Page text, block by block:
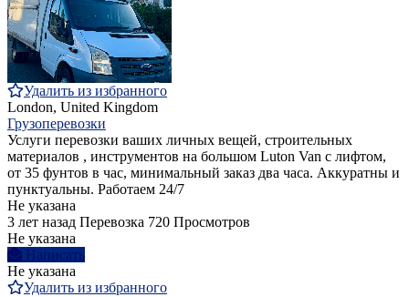
Удалить из избранного
London, United Kingdom
Грузоперевозки
Услуги перевозки ваших личных вещей, строительных
материалов , инструментов на большом Luton Van с лифтом,
от 35 фунтов в час, минимальный заказ два часа. Аккуратны и
пунктуальны. Работаем 24/7
Не указана
3 лет назад Перевозка 720 Просмотров
Не указана
Написать
Не указана
Удалить из избранного